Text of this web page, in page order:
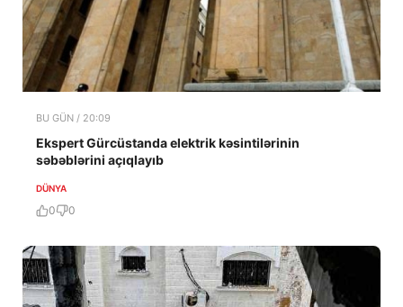
BU GÜN / 20:09
Ekspert Gürcüstanda elektrik kəsintilərinin
səbəblərini açıqlayıb
DÜNYA
0 0